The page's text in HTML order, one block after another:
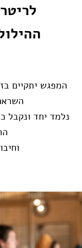
המפגש יתקיים
נלמד יחד ונקבל